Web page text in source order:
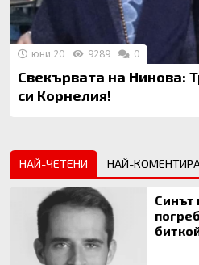
Свекървата на Нинова:
си Корнелия!
юни 20 9289 0
НАЙ-ЧЕТЕНИ НАЙ-
Синът